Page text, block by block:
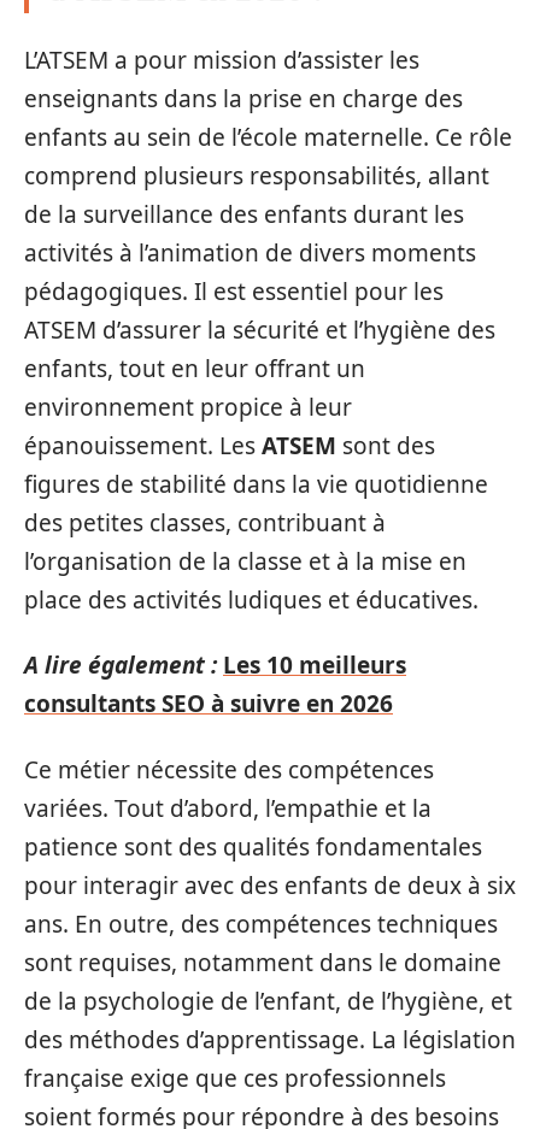
L’ATSEM a pour mission d’assister les
enseignants dans la prise en charge des
enfants au sein de l’école maternelle. Ce rôle
comprend plusieurs responsabilités, allant
de la surveillance des enfants durant les
activités à l’animation de divers moments
pédagogiques. Il est essentiel pour les
ATSEM d’assurer la sécurité et l’hygiène des
enfants, tout en leur offrant un
environnement propice à leur
épanouissement. LesATSEM sont des
figures de stabilité dans la vie quotidienne
des petites classes, contribuant à
l’organisation de la classe et à la mise en
place des activités ludiques et éducatives.
A lire également : Les 10 meilleurs
consultants SEO à suivre en 2026
Ce métier nécessite des compétences
variées. Tout d’abord, l’empathie et la
patience sont des qualités fondamentales
pour interagir avec des enfants de deux à six
ans. En outre, des compétences techniques
sont requises, notamment dans le domaine
de la psychologie de l’enfant, de l’hygiène, et
des méthodes d’apprentissage. La législation
française exige que ces professionnels
soient formés pour répondre à des besoins